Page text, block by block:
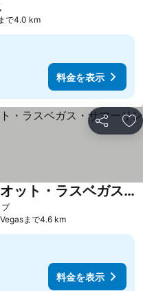
で4.0 km
料金を表示
シェア お
コートヤード・バイ・マリオット・ラスベガス・サマーリン
まで4.6 km
料金を表示